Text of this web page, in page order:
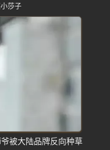
莎子
被大陆品牌反向种草